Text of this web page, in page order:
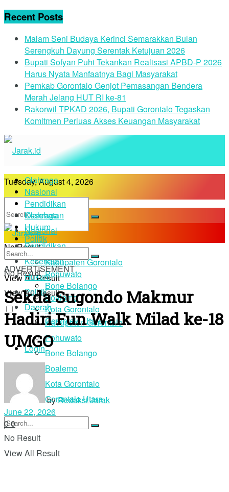
Recent Posts
Malam Seni Budaya Kerinci Semarakkan Bulan
Serengkuh Dayung Serentak Ketujuan 2026
Bupati Sofyan Puhi Tekankan Realisasi APBD-P 2026
Harus Nyata Manfaatnya Bagi Masyarakat
Pemkab Gorontalo Genjot Pemasangan Bendera
Merah Jelang HUT RI ke-81
Rakorwil TPKAD 2026, Bupati Gorontalo Tegaskan
Komitmen Perluas Akses Keuangan Masyarakat
Tuesday, August 4, 2026
No Result
View All Result
Login
Olahraga
Nasional
Pendidikan
Kesehatan
Hukum
Politik
Daerah
Kabupaten Gorontalo
Pohuwato
Bone Bolango
Boalemo
Kota Gorontalo
Gorontalo Utara
Olahraga
Nasional
Pendidikan
Kesehatan
Hukum
Politik
Daerah
Kabupaten Gorontalo
Pohuwato
Bone Bolango
Boalemo
Kota Gorontalo
Gorontalo Utara
No Result
View All Result
No Result
View All Result
ADVERTISEMENT
Sekda Sugondo Makmur
Hadiri Fun Walk Milad ke-18
UMGO
byRedaksi Jarak
June 22, 2026
00